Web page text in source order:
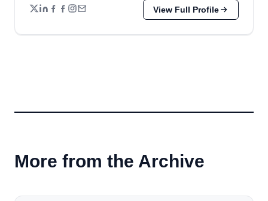
View Full Profile
More from the Archive